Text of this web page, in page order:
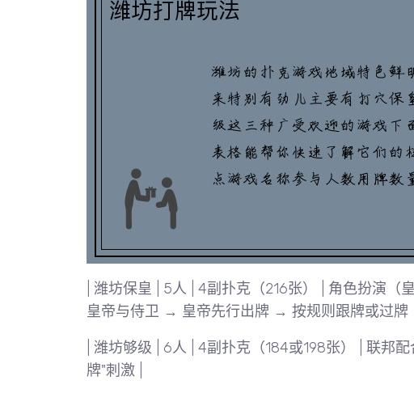
潍坊保皇 | 5人 | 4副扑克（216张） | 角色扮演（
皇帝与侍卫 → 皇帝先行出牌 → 按规则跟牌或过牌
潍坊够级 | 6人 | 4副扑克（184或198张） | 联邦配
牌"刺激 |